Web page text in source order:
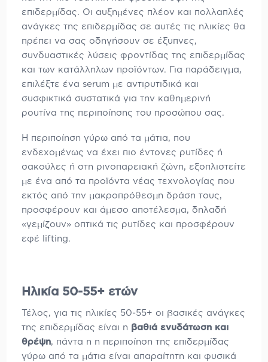
επιδερμίδας. Οι αυξημένες πλέον και πολλαπλές
ανάγκες της επιδερμίδας σε αυτές τις ηλικίες θα
πρέπει να σας οδηγήσουν σε έξυπνες,
συνδυαστικές λύσεις φροντίδας της επιδερμίδας
και των κατάλληλων προϊόντων. Για παράδειγμα,
επιλέξτε ένα serum με αντιρυτιδικά και
συσφικτικά συστατικά για την καθημερινή
ρουτίνα της περιποίησης του προσώπου σας.
Η περιποίηση γύρω από τα μάτια, που
ενδεχομένως να έχει πιο έντονες ρυτίδες ή
σακούλες ή στη ρινοπαρειακή ζώνη, εξοπλιστείτε
με ένα από τα προϊόντα νέας τεχνολογίας που
εκτός από την μακροπρόθεσμη δράση τους,
προσφέρουν και άμεσο αποτέλεσμα, δηλαδή
«γεμίζουν» οπτικά τις ρυτίδες και προσφέρουν
εφέ lifting.
Ηλικία 50-55+ ετών
Τέλος, για τις ηλικίες 50-55+ οι βασικές ανάγκες
της επιδερμίδας είναι η βαθιά ενυδάτωση και
θρέψη, πάντα η η περιποίηση της επιδερμίδας
γύρω από τα μάτια είναι απαραίτητη και φυσικά